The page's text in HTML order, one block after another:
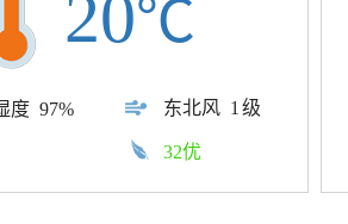
度 97% 东北风 1级
20℃
32优